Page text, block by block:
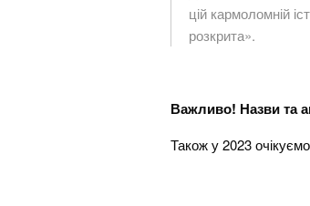
цій кармоломній
розкрита».
Важливо! Назви та
Також у 2023